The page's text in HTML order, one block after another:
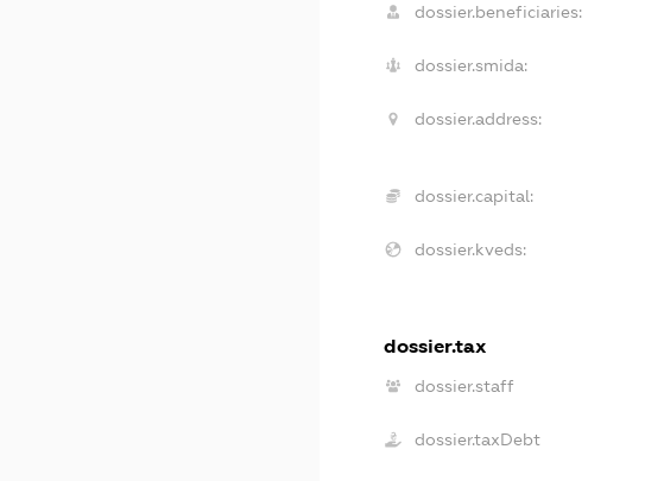
dossier.beneficiaries:
dossier.smida:
dossier.address:
dossier.capital:
dossier.kveds:
dossier.tax
dossier.staff
dossier.taxDebt